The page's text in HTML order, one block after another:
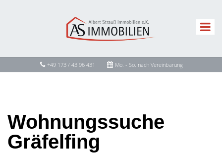
+49 173 / 43 96 431 Mo. - So. nach Vereinbarung
Wohnungssuche
Gräfelfing